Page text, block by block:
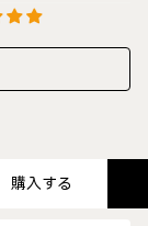
購入する